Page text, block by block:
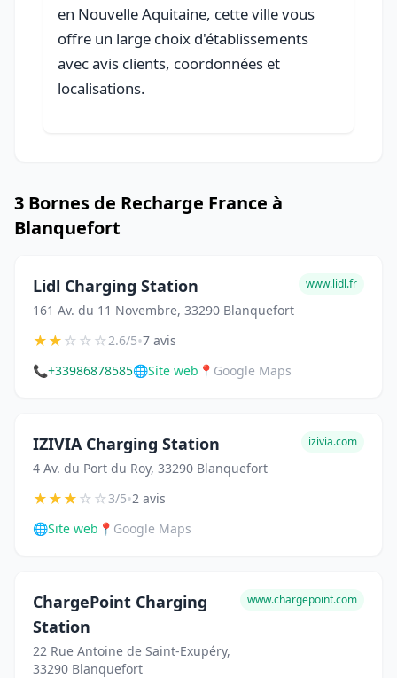
en Nouvelle Aquitaine, cette ville vous
offre un large choix d'établissements
avec avis clients, coordonnées et
localisations.
3 Bornes de Recharge France à
Blanquefort
Lidl Charging Station
161 Av. du 11 Novembre, 33290 Blanquefort
www.lidl.fr
★★☆☆☆2.6/5•7 avis
📞+33986878585🌐Site web 📍 Google Maps
IZIVIA Charging Station
4 Av. du Port du Roy, 33290 Blanquefort
izivia.com
★★★☆☆3/5•2 avis
🌐Site web 📍 Google Maps
ChargePoint Charging
Station
22 Rue Antoine de Saint-Exupéry,
33290 Blanquefort
www.chargepoint.com